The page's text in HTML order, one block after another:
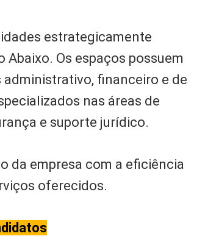
estrategicamente
Abaixo. Os espaços possuem
financeiro e de
nas áreas de
e suporte jurídico.
da empresa com a eficiência
oferecidos.